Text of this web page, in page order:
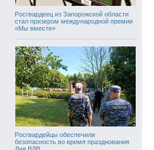
Росгвардеец из Запорожской области
стал призером международной премии
«Мы вместе»
Росгвардейцы обеспечили
безопасность во время празднования